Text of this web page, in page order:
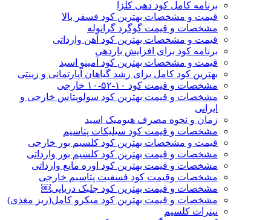
برنامه کامل کود دهی کلزا
قیمت و مشخصات بهترین کود فسفر بالا
مشخصات و قیمت گوگرد گرانوله
قیمت و مشخصات بهترین کود آهن وارداتی
برنامه کود برای افزایش باردهی
قیمت و مشخصات بهترین کود آمینو اسید
بهترین کود کامل برای رشد گیاهان آپارتمانی و زینتی
مشخصات و قیمت کود ۱۰-۵۲-۱۰ خارجی
مشخصات و قیمت بهترین کود سولوپتاس خارجی و
ایرانی
زمان و نحوه مصرف هیومیک اسید
مشخصات و قیمت کود سیلیکات پتاسیم
قیمت و مشخصات بهترین کود کلسیم بور خارجی
مشخصات و قیمت بهترین کود کلسیم بور وارداتی
مشخصات و قیمت بهترین کود اوره مایع وارداتی
مشخصات وقیمت کود فسفیت پتاسیم خارجی
مشخصات و قیمت بهترین کود جلبک دریایی￼
مشخصات و قیمت بهترین کود میکرو کامل(ریز مغذی)
نیترات کلسیم